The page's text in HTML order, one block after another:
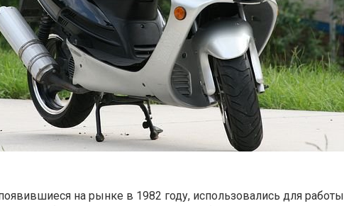
на рынке в 1982 году, использовались для работы